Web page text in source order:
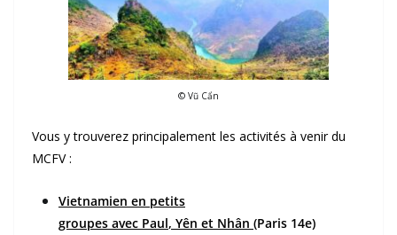
© Vũ Cẩn
Vous y trouverez principalement les activités à venir du
MCFV :
Vietnamien en petits
groupes avec Paul, Yên et Nhân (Paris 14e)